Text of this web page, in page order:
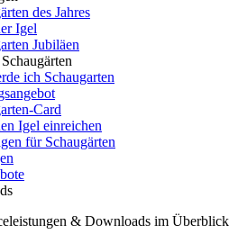
des Jahres
Igel
Jubiläen
ich Schaugarten
Card
Igel einreichen
für Schaugärten
& Downloads im Überblick